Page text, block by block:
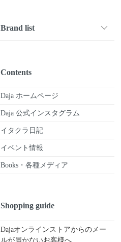
Brand list
Contents
Daja ホームページ
Daja 公式インスタグラム
イタクラ日記
イベント情報
Books・各種メディア
Shopping guide
Dajaオンラインストアからのメー
ルが届かないお客様へ